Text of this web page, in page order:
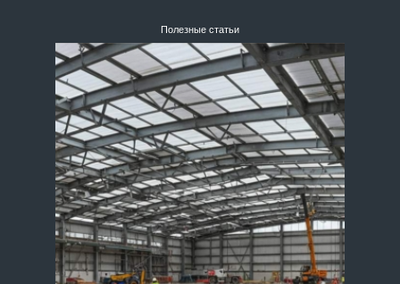
Полезные статьи